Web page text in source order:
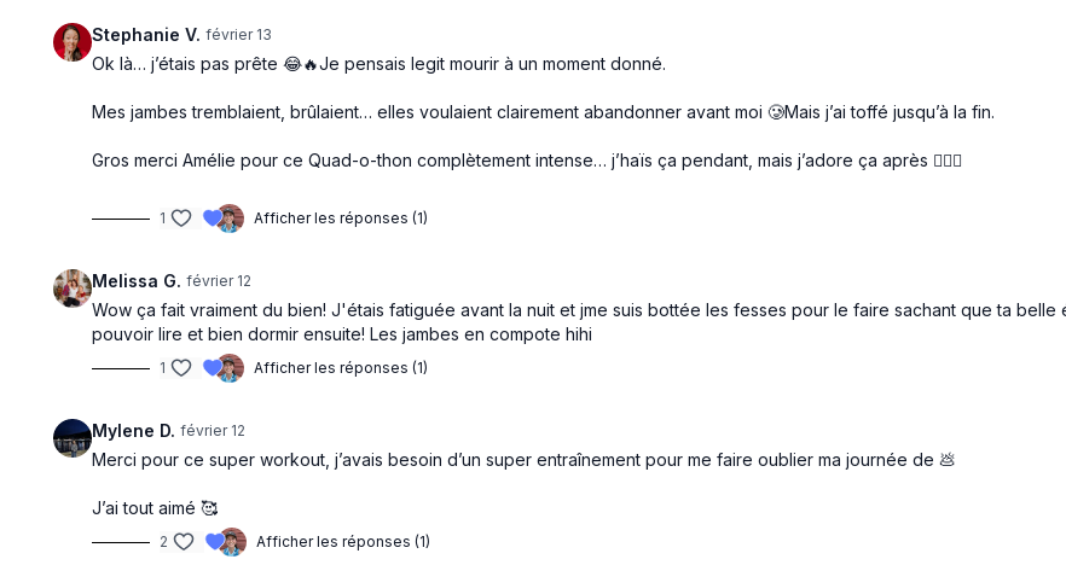
Stephanie V. février 13
Ok là… j’étais pas prête 😂🔥Je pensais legit mourir à un moment donné.
Mes jambes tremblaient, brûlaient… elles voulaient clairement abandonner avant moi 🥲Mais j’ai toffé jusqu’à la fin.
Gros merci Amélie pour ce Quad-o-thon complètement intense… j’haïs ça pendant, mais j’adore ça après 😮‍💨💛
1 Afficher les réponses (1)
Melissa G. février 12
Wow ça fait vraiment du bien! J'étais fatiguée avant la nuit et jme suis bottée les fesses pour le faire sachant que ta
pouvoir lire et bien dormir ensuite! Les jambes en compote hihi
1 Afficher les réponses (1)
Mylene D. février 12
Merci pour ce super workout, j’avais besoin d’un super entraînement pour me faire oublier ma journée de 💩
J’ai tout aimé 🥰
2 Afficher les réponses (1)